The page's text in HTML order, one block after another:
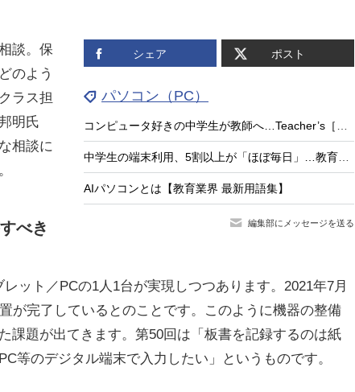
シェア ポスト
パソコン（PC）
コンピュータ好きの中学生が教師へ…Teacher’s［Shift］
中学生の端末利用、5割以上が「ほぼ毎日」…教育ネット調査
AIパソコンとは【教育業界 最新用語集】
編集部にメッセージを送る
談。保
のよう
ラス担
明氏
相談に
べき
ット／PCの1人1台が実現しつつあります。2021年7月
が完了しているとのことです。このように機器の整備
課題が出てきます。第50回は「板書を記録するのは紙
等のデジタル端末で入力したい」というものです。